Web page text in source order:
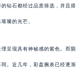
钻石都经过品质筛选，并且搭
璨的光芒。
呈现具有神秘感的紫色。而陨
。近几年，彩盘腕表已经逐渐